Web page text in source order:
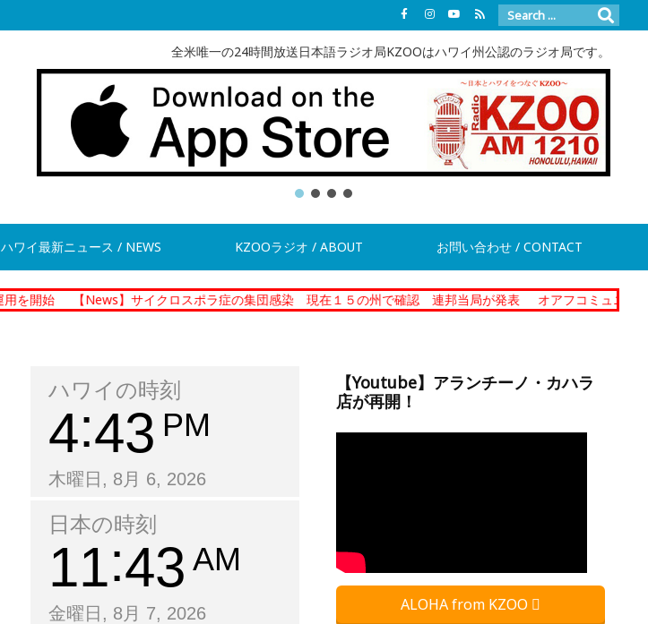
全米唯一の24時間放送日本語ラジオ局KZOOはハワイ州公認のラジオ局です。
ハワイ最新ニュース / NEWS KZOOラジオ / ABOUT お問い合わせ / CONTACT
【News】サイクロスポラ症の集団感染 現在１５の州で確認 連邦当局が発表 オアフコミュニティーコレク
ハワイの時刻
4 43 PM
木曜日, 8月 6, 2026
日本の時刻
11 43 AM
金曜日, 8月 7, 2026
【Youtube】アランチーノ・カハラ
店が再開！
ALOHA from KZOO